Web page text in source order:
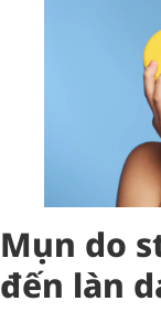
Mụn do
đến làn